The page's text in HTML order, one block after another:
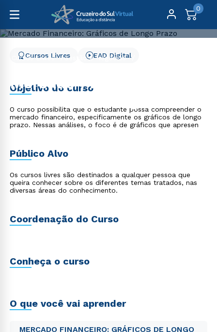
0
Cursos Livres
Gestão e Negócios
Mercado Financeiro:
Gráficos de Longo Prazo
Cursos Livres EAD Digital
Objetivo do curso
O curso possibilita que o estudante possa compreender o
mercado financeiro, especificamente os gráficos de longo
prazo. Nessas análises, o foco é de gráficos que apresen
Público Alvo
Os cursos livres são destinados a qualquer pessoa que
queira conhecer sobre os diferentes temas tratados, nas
diversas áreas do conhecimento.
Coordenação do Curso
Conheça o curso
O que você vai aprender
MERCADO FINANCEIRO: GRÁFICOS DE LONGO